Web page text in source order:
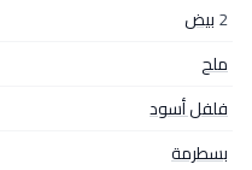
2بيض
ملح
فلفل أسود
بسطرمة